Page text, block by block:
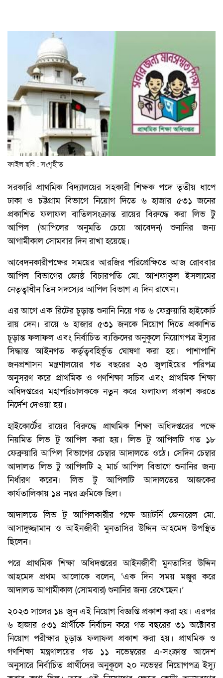
ফাইল ছবি : সংগৃহীত
সরকারি প্রাথমিক বিদ্যালয়ের সহকারী শিক্ষক পদে তৃতীয় ধাপে
ঢাকা ও চট্টগ্রাম বিভাগে নিয়োগ দিতে ৬ হাজার ৫৩১ জনের
প্রকাশিত ফলাফল বাতিলসংক্রান্ত রায়ের বিরুদ্ধে করা লিভ টু
আপিল (আপিলের অনুমতি চেয়ে আবেদন) শুনানির জন্য
আগামীকাল সোমবার দিন রাখা হয়েছে।
আবেদনকারীপক্ষের সময়ের আরজির পরিপ্রেক্ষিতে আজ রোববার
আপিল বিভাগের জ্যেষ্ঠ বিচারপতি মো. আশফাকুল ইসলামের
নেতৃত্বাধীন তিন সদস্যের আপিল বিভাগ এ দিন রাখেন।
এর আগে এক রিটের চূড়ান্ত শুনানি নিয়ে গত ৬ ফেব্রুয়ারি হাইকোর্ট
রায় দেন। রায়ে ৬ হাজার ৫৩১ জনকে নিয়োগ দিতে প্রকাশিত
চূড়ান্ত ফলাফল এবং নির্বাচিত ব্যক্তিদের অনুকূলে নিয়োগপত্র ইস্যুর
সিদ্ধান্ত আইনগত কর্তৃত্ববহির্ভূত ঘোষণা করা হয়। পাশাপাশি
জনপ্রশাসন মন্ত্রণালয়ের গত বছরের ২৩ জুলাইয়ের পরিপত্র
অনুসরণ করে প্রাথমিক ও গণশিক্ষা সচিব এবং প্রাথমিক শিক্ষা
অধিদপ্তরের মহাপরিচালককে নতুন করে ফলাফল প্রকাশ করতে
নির্দেশ দেওয়া হয়।
হাইকোর্টের রায়ের বিরুদ্ধে প্রাথমিক শিক্ষা অধিদপ্তরের পক্ষে
নিয়মিত লিভ টু আপিল করা হয়। লিভ টু আপিলটি গত ১৮
ফেব্রুয়ারি আপিল বিভাগের চেম্বার আদালতে ওঠে। সেদিন চেম্বার
আদালত লিভ টু আপিলটি ২ মার্চ আপিল বিভাগে শুনানির জন্য
নির্ধারণ করেন। লিভ টু আপিলটি আদালতের আজকের
কার্যতালিকায় ১৪ নম্বর ক্রমিকে ছিল।
আদালতে লিভ টু আপিলকারীর পক্ষে অ্যাটর্নি জেনারেল মো.
আসাদুজ্জামান ও আইনজীবী মুনতাসির উদ্দিন আহমেদ উপস্থিত
ছিলেন।
পরে প্রাথমিক শিক্ষা অধিদপ্তরের আইনজীবী মুনতাসির উদ্দিন
আহমেদ প্রথম আলোকে বলেন, ‘এক দিন সময় মঞ্জুর করে
আদালত আগামীকাল (সোমবার) শুনানির জন্য রেখেছেন।’
২০২৩ সালের ১৪ জুন এই নিয়োগ বিজ্ঞপ্তি প্রকাশ করা হয়। এরপর
৬ হাজার ৫৩১ প্রার্থীকে নির্বাচন করে গত বছরের ৩১ অক্টোবর
নিয়োগ পরীক্ষার চূড়ান্ত ফলাফল প্রকাশ করা হয়। প্রাথমিক ও
গণশিক্ষা মন্ত্রণালয়ের গত ১১ নভেম্বরের এ-সংক্রান্ত আদেশ
অনুসারে নির্বাচিত প্রার্থীদের অনুকূলে ২০ নভেম্বর নিয়োগপত্র ইস্যু